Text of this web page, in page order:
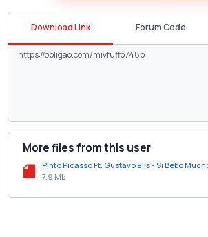
Download Link Forum Code
More files from this user
Pinto Picasso Ft. Gustavo Elis - Si Bebo
7.9 Mb